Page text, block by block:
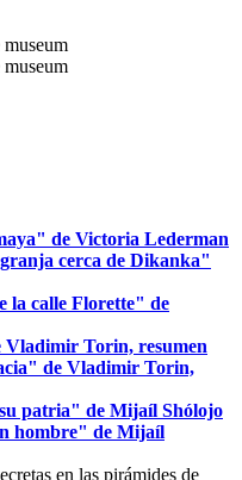
de Victoria Lederman
cerca de Dikanka"
la calle Florette" de
Vladimir Torin, resumen
de Vladimir Torin,
patria" de Mijaíl Shólojo
hombre" de Mijaíl